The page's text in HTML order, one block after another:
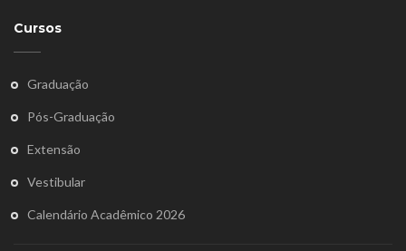
Cursos
Graduação
Pós-Graduação
Extensão
Vestibular
Calendário Acadêmico 2026